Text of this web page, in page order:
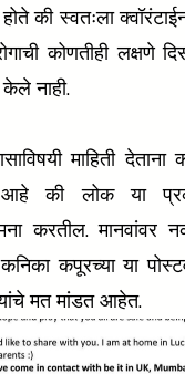
की स्वतःला
कोणतीही लक्षणे
नाही.
माहिती
की लोक या
करतील. मानवांवर
कपूरच्या या
मत मांडत आहेत.